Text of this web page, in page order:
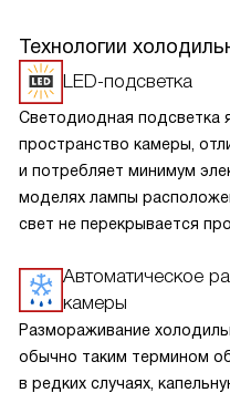
Технологии
LED-подсветка
Светодиодная подсветка
пространство камеры,
и потребляет минимум
моделях лампы
свет не перекрывается
Автоматическое
камеры
Размораживание
обычно таким термином
в редких случаях,